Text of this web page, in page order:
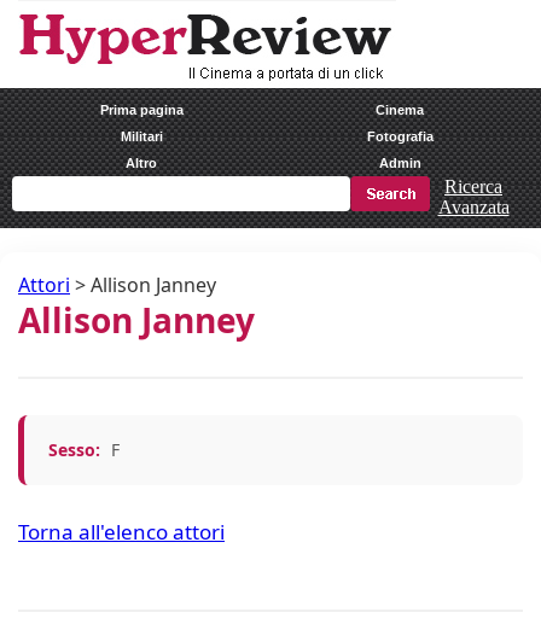
Prima pagina
Cinema
Militari
Fotografia
Altro
Admin
Ricerca
Avanzata
Attori >Allison Janney
Allison Janney
Sesso: F
Torna all'elenco attori